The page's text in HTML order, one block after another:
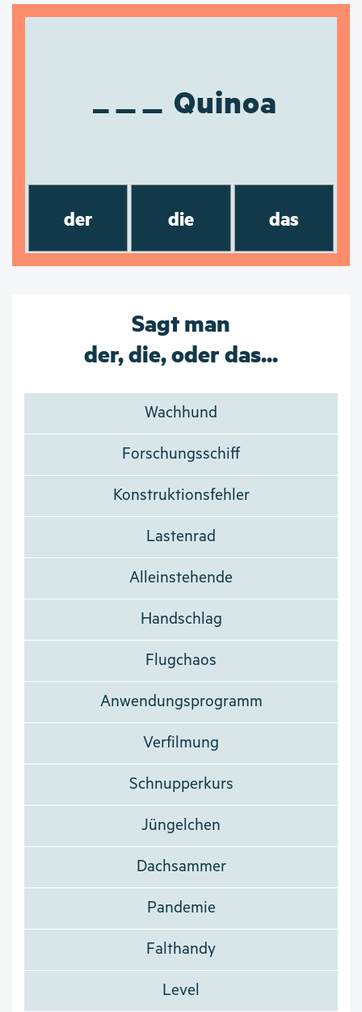
Quinoa
der die das
Sagt man
der, die, oder das...
Wachhund
Forschungsschiff
Konstruktionsfehler
Lastenrad
Alleinstehende
Handschlag
Flugchaos
Anwendungsprogramm
Verfilmung
Schnupperkurs
Jüngelchen
Dachsammer
Pandemie
Falthandy
Level